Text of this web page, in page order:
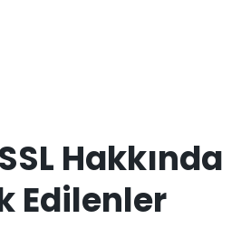
Hakkında
Edilenler